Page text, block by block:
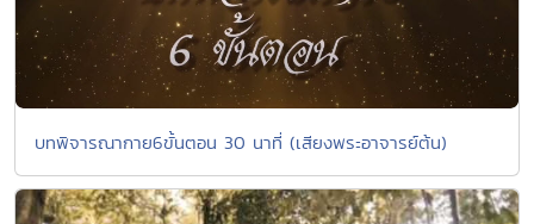
บทพิจารณากาย6ขั้นตอน 30 นาที่ (เสียงพระอาจารย์ต้น)